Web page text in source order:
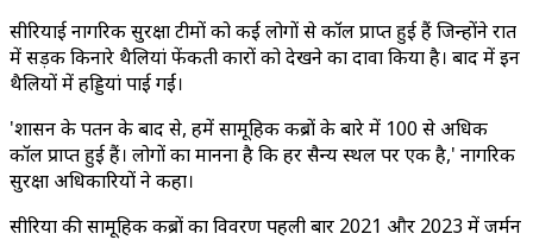
सीरियाई नागरिक सुरक्षा टीमों को कई लोगों से कॉल प्राप्त हुई हैं जिन्होंने रात
में सड़क किनारे थैलियां फेंकती कारों को देखने का दावा किया है। बाद में इन
थैलियों में हड्डियां पाई गईं।
'शासन के पतन के बाद से, हमें सामूहिक कब्रों के बारे में 100 से अधिक
कॉल प्राप्त हुई हैं। लोगों का मानना है कि हर सैन्य स्थल पर एक है,' नागरिक
सुरक्षा अधिकारियों ने कहा।
सीरिया की सामूहिक कब्रों का विवरण पहली बार 2021 और 2023 में जर्मन